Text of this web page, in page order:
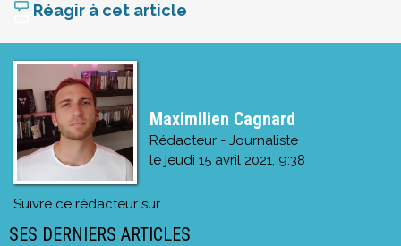
Réagir à cet article
Maximilien Cagnard
Rédacteur - Journaliste
le jeudi 15 avril 2021, 9:38
Suivre ce rédacteur sur
SES DERNIERS ARTICLES